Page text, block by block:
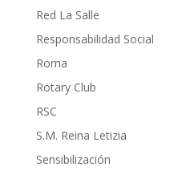
Red La Salle
Responsabilidad Social
Roma
Rotary Club
RSC
S.M. Reina Letizia
Sensibilización